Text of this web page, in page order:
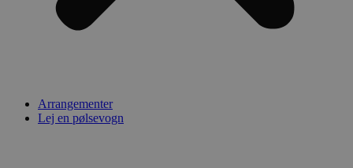
Arrangementer
Lej en pølsevogn